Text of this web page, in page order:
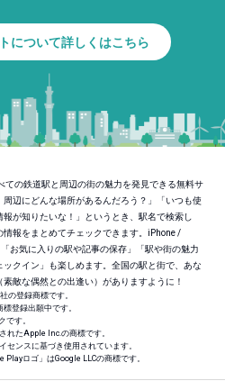
について詳しくはこちら
ての鉄道駅と周辺の街の魅力を発見できる無料サ
辺にどんな場所があるんだろう？」「いつも使
が知りたいな！」というとき、駅名で検索し
報をまとめてチェックできます。iPhone /
お気に入りの駅や記事の保存」「駅や街の魅力
クイン」も楽しめます。全国の駅と街で、あな
敵な偶然との出逢い）がありますように！
の登録商標です。
登録出願中です。
です。
れたApple Inc.の商標です。
センスに基づき使用されています。
Playロゴ」はGoogle LLCの商標です。